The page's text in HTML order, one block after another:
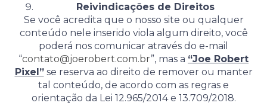
Reivindicações de Direitos
Se você acredita que o nosso site ou qualquer
conteúdo nele inserido viola algum direito, você
poderá nos comunicar através do e-mail
“contato@joerobert.com.br”, mas a “Joe Robert
Pixel”se reserva ao direito de remover ou manter
tal conteúdo, de acordo com as regras e
orientação da Lei 12.965/2014 e 13.709/2018.